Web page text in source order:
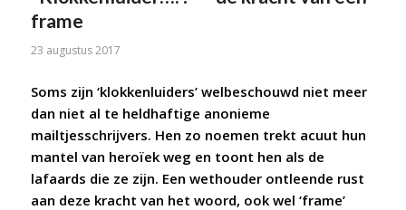
frame
23 augustus 2017
Soms zijn ‘klokkenluiders’ welbeschouwd niet meer
dan niet al te heldhaftige anonieme
mailtjesschrijvers. Hen zo noemen trekt acuut hun
mantel van heroïek weg en toont hen als de
lafaards die ze zijn. Een wethouder ontleende rust
aan deze kracht van het woord, ook wel ‘frame’